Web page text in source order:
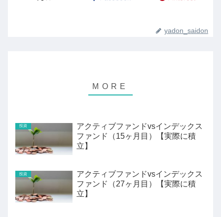
yadon_saidon
投資
アクティブファンドvsインデックス
ファンド（15ヶ月目）【実際に積
立】
投資
アクティブファンドvsインデックス
ファンド（27ヶ月目）【実際に積
立】